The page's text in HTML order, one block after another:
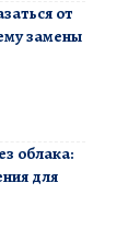
от
замены
облака:
для